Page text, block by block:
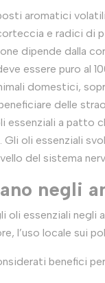
aromatici
e radici di
dipende dalla
essere puro al
domestici,
delle
essenziali a patto
oli essenziali
del sistema
negli
oli essenziali negli
l’uso locale sui
benefici